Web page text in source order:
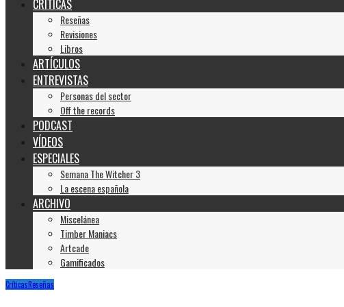
CRÍTICAS
Reseñas
Revisiones
Libros
ARTÍCULOS
ENTREVISTAS
Personas del sector
Off the records
PODCAST
VÍDEOS
ESPECIALES
Semana The Witcher 3
La escena española
ARCHIVO
Miscelánea
Timber Maniacs
Artcade
Gamificados
CríticasReseñas